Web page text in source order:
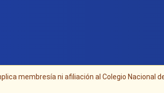
membresía ni afiliación al Colegio Nacional